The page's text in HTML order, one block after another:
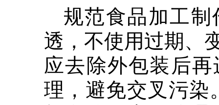
规范食品加工
透，不使用过期、
应去除外包装后
理，避免交叉污染